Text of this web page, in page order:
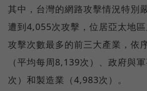
其中，台灣的網路攻擊情況特別
遭到4,055次攻擊，位居亞太地
攻擊次數最多的前三大產業，依
（平均每周8,139次）、政府與
次）和製造業（4,983次）。